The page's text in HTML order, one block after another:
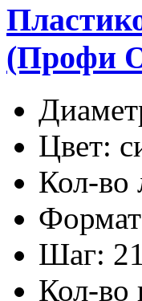
(Профи
Цвет:
Кол-во
Шаг:
Кол-во